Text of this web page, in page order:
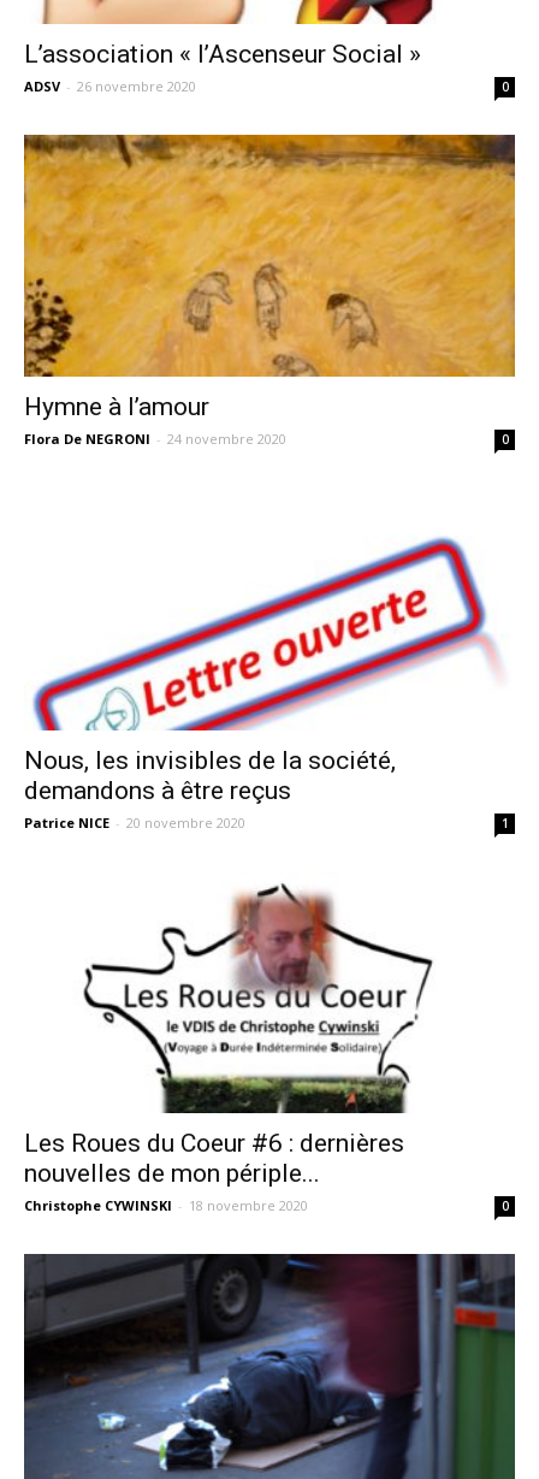
L’association « l’Ascenseur Social »
ADSV - 26 novembre 2020 0
Hymne à l’amour
Flora De NEGRONI - 24 novembre 2020 0
Nous, les invisibles de la société,
demandons à être reçus
Patrice NICE - 20 novembre 2020 1
Les Roues du Coeur #6 : dernières
nouvelles de mon périple...
Christophe CYWINSKI - 18 novembre 2020 0